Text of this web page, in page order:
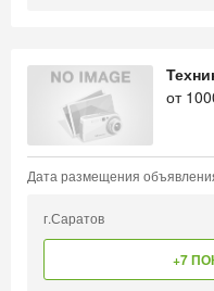
от
Дата размещения
г.Саратов
+7